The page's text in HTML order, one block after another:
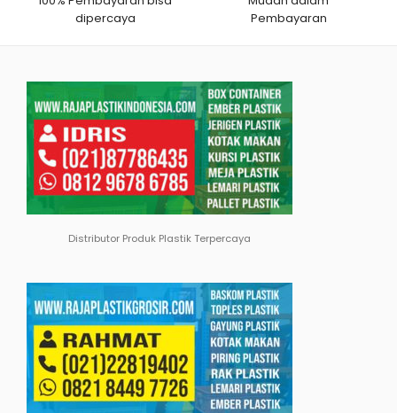
dipercaya
Pembayaran
Distributor Produk Plastik Terpercaya